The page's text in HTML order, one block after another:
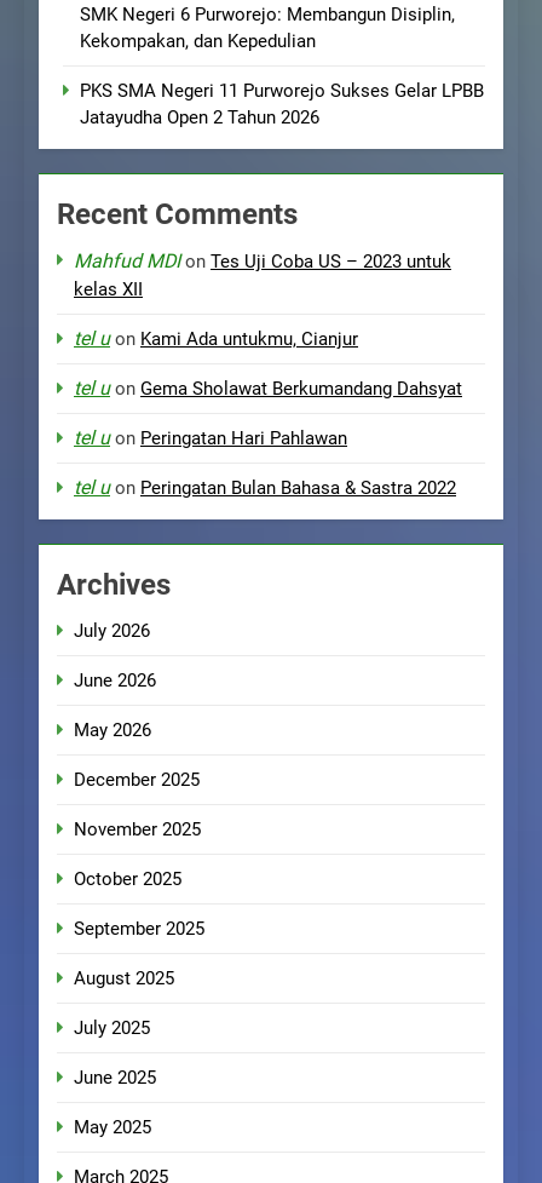
SMK Negeri 6 Purworejo: Membangun Disiplin,
Kekompakan, dan Kepedulian
PKS SMA Negeri 11 Purworejo Sukses Gelar LPBB
Jatayudha Open 2 Tahun 2026
Recent Comments
Mahfud MDIon Tes Uji Coba US – 2023 untuk
kelas XII
tel uon Kami Ada untukmu, Cianjur
tel uon Gema Sholawat Berkumandang Dahsyat
tel uon Peringatan Hari Pahlawan
tel uon Peringatan Bulan Bahasa & Sastra 2022
Archives
July 2026
June 2026
May 2026
December 2025
November 2025
October 2025
September 2025
August 2025
July 2025
June 2025
May 2025
March 2025